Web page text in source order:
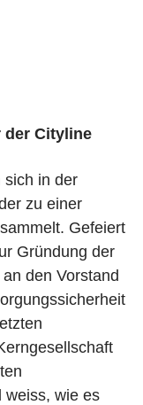
der Cityline
sich in der
zu einer
Gefeiert
Gründung der
den Vorstand
weiss, wie es